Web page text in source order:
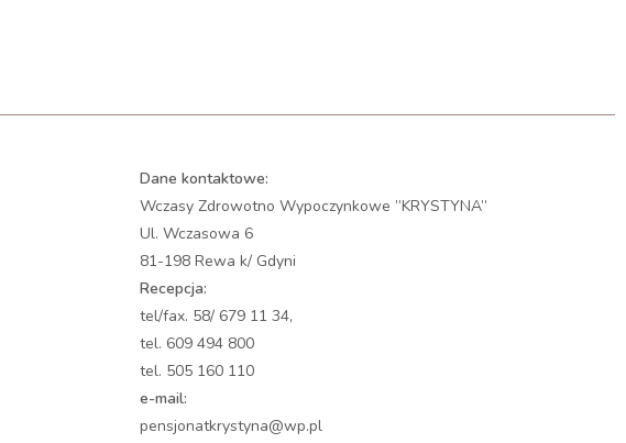
Dane kontaktowe:
Wczasy Zdrowotno Wypoczynkowe ”KRYSTYNA”
Ul. Wczasowa 6
81-198 Rewa k/ Gdyni
Recepcja:
tel/fax. 58/ 679 11 34,
tel. 609 494 800
tel. 505 160 110
e-mail:
pensjonatkrystyna@wp.pl